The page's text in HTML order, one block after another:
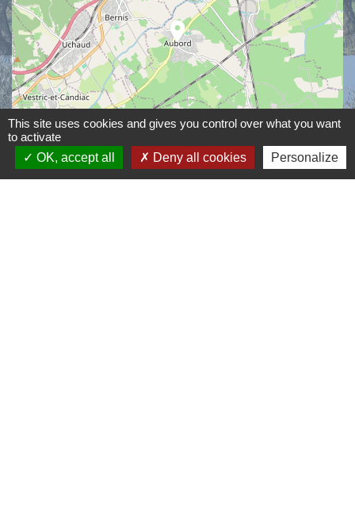
location_on
This site uses cookies and gives you control over what you want
to activate
OK, accept all
Deny all cookies Personalize